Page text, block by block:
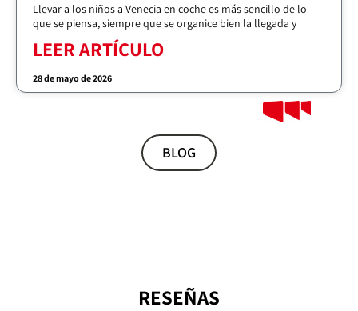
Llevar a los niños a Venecia en coche es más sencillo de lo
que se piensa, siempre que se organice bien la llegada y
LEER ARTÍCULO
28 de mayo de 2026
BLOG
RESEÑAS